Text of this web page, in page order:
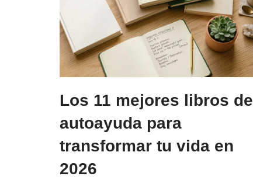
Los 11 mejores libros de
autoayuda para
transformar tu vida en
2026